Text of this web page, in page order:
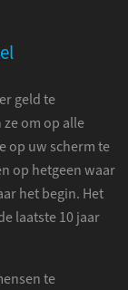
geld te
om op alle
op uw scherm te
op hetgeen waar
het begin. Het
laatste 10 jaar
te